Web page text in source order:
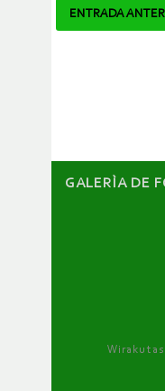
ENTRADA
GALERÌA DE